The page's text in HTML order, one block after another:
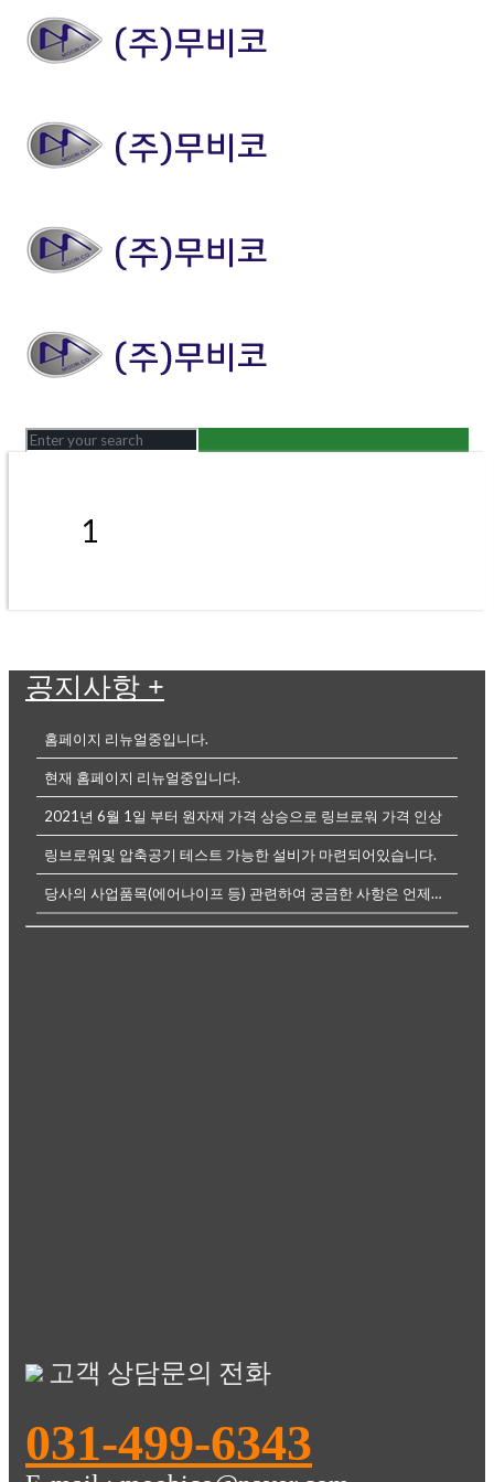
1
공지사항 +
홈페이지 리뉴얼중입니다.
현재 홈페이지 리뉴얼중입니다.
2021년 6월 1일 부터 원자재 가격 상승으로 링브로워 가격 인상
링브로워및 압축공기 테스트 가능한 설비가 마련되어있습니다.
당사의 사업품목(에어나이프 등) 관련하여 궁금한 사항은 언제든전화나, 메...
고객 상담문의 전화
031-499-6343